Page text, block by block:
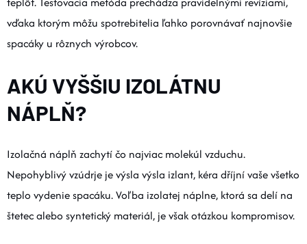
vďaka ktorým môžu spotrebitelia ľahko porovnávať najnovšie
spacáky u rôznych výrobcov.
AKÚ VYŠŠIU IZOLÁTNU
NÁPLŇ?
Izolačná náplň zachytí čo najviac molekúl vzduchu.
Nepohyblivý vzúdrje je výsla výsla izlant, kéra dříjní vaše všetko
teplo vydenie spacáku. Voľba izolatej náplne, ktorá sa delí na
štetec alebo syntetický materiál, je však otázkou kompromisov.